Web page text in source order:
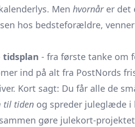
Men hvornårer det
hos bedsteforældre,
tidsplan - fra første tanke om
ind på alt fra PostNords
Kort sagt: Du får alle de
til tiden og spreder juleglæde i
gøre julekort-